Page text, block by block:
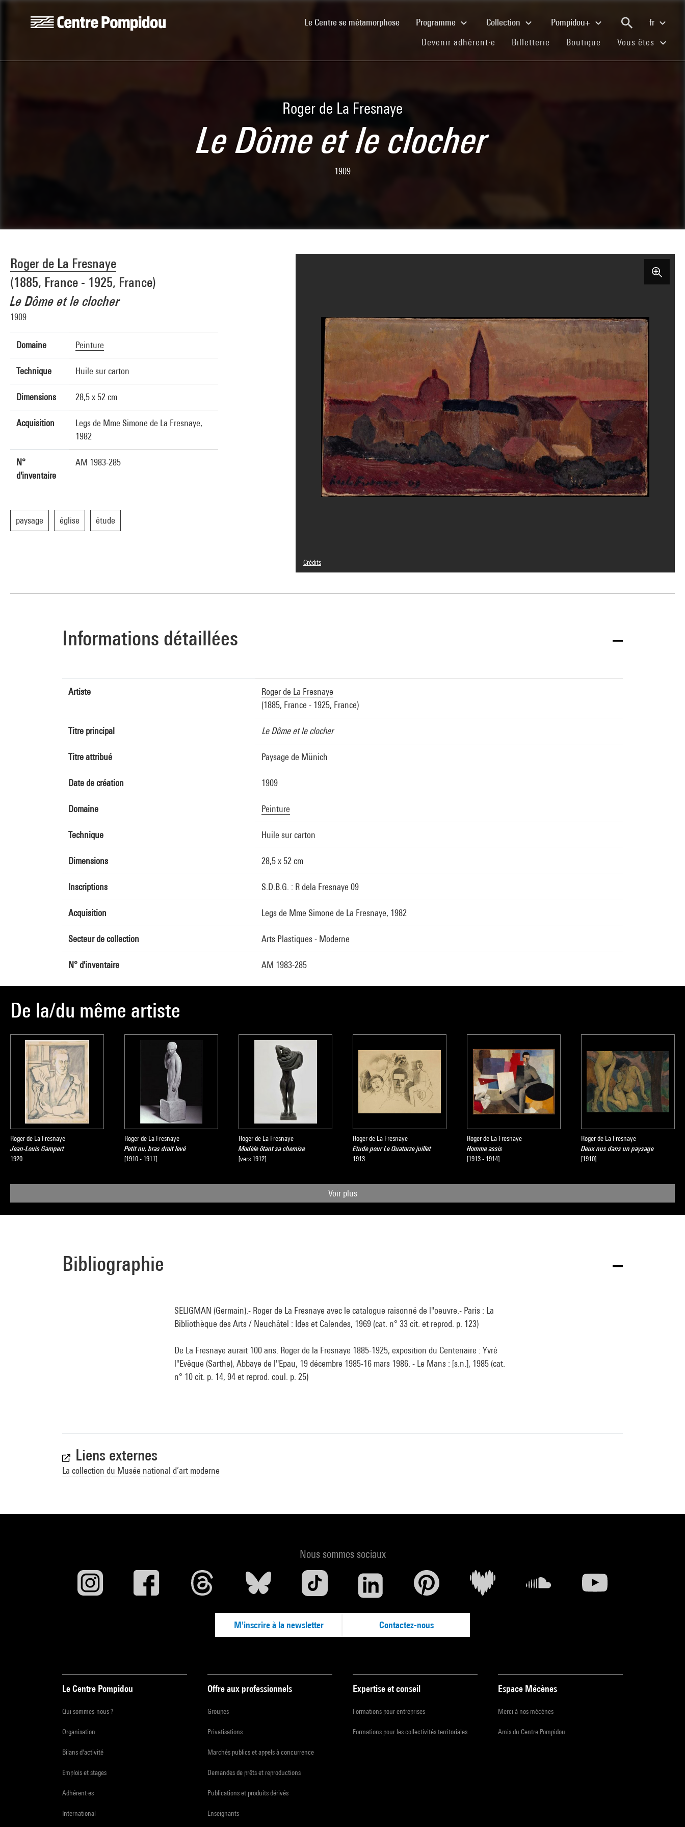
Le Centre se métamorphose(current)Programme Collection Pompidou+
fr
Devenir adhérent·e (current)
Billetterie (current)
Boutique (current)
Vous êtes
Roger de La Fresnaye
Le Dôme et le clocher
1909
Roger de La Fresnaye
(1885, France - 1925, France)
Le Dôme et le clocher
1909
Domaine Peinture
Technique Huile sur carton
Dimensions 28,5 x 52 cm
Acquisition
Legs de Mme Simone de La Fresnaye,
1982
N°
d'inventaire
AM 1983-285
paysage église étude
Crédits
Domaine public
Réf. image : 4R06252 [1984 CX 0131]
Informations détaillées
Artiste
Roger de La Fresnaye
(1885, France - 1925, France)
Titre principal Le Dôme et le clocher
Titre attribué Paysage de Münich
Date de création 1909
Domaine Peinture
Technique Huile sur carton
Dimensions 28,5 x 52 cm
Inscriptions S.D.B.G. : R dela Fresnaye 09
Acquisition Legs de Mme Simone de La Fresnaye, 1982
Secteur de collection Arts Plastiques - Moderne
N° d'inventaire AM 1983-285
De la/du même artiste
Roger de La Fresnaye
Jean-Louis Gampert
1920
Roger de La Fresnaye
Petit nu, bras droit levé
[1910 - 1911]
Roger de La Fresnaye
Modèle ôtant sa chemise
[vers 1912]
Roger de La Fresnaye
Etude pour Le Quatorze juillet
1913
Roger de La Fresnaye
Homme assis
[1913 - 1914]
Roger de La Fresnaye
Deux nus dans un paysage
[1910]
Voir plus
Bibliographie
SELIGMAN (Germain).- Roger de La Fresnaye avec le catalogue raisonné de l''oeuvre.- Paris : La
Bibliothèque des Arts / Neuchâtel : Ides et Calendes, 1969 (cat. n° 33 cit. et reprod. p. 123)
De La Fresnaye aurait 100 ans. Roger de la Fresnaye 1885-1925, exposition du Centenaire : Yvré
l''Evêque (Sarthe), Abbaye de l''Epau, 19 décembre 1985-16 mars 1986. - Le Mans : [s.n.], 1985 (cat.
n° 10 cit. p. 14, 94 et reprod. coul. p. 25)
Liens externes
La collection du Musée national d’art moderne
Nous sommes sociaux
M'inscrire à la newsletter Contactez-nous
Le Centre Pompidou
Qui sommes-nous ?
Organisation
Bilans d'activité
Emplois et stages
Adhérent·es
International
Offre aux professionnels
Groupes
Privatisations
Marchés publics et appels à concurrence
Demandes de prêts et reproductions
Publications et produits dérivés
Enseignants
Expertise et conseil
Formations pour entreprises
Formations pour les collectivités territoriales
Espace Mécènes
Merci à nos mécènes
Amis du Centre Pompidou